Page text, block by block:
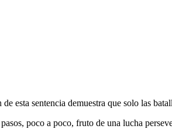
esta sentencia demuestra que solo las
poco a poco, fruto de una lucha